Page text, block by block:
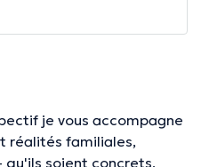
je vous accompagne
réalités familiales,
soient concrets,